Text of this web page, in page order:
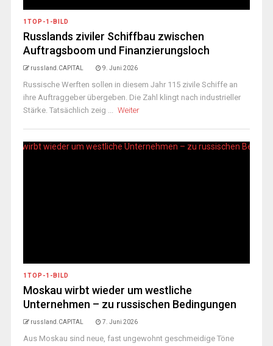
1TOP-1-BILD
Russlands ziviler Schiffbau zwischen
Auftragsboom und Finanzierungsloch
russland.CAPITAL 9. Juni 2026
Russische Werften sollen in diesem Jahr 115 zivile Schiffe an
ihre Auftraggeber übergeben. Die Zahl klingt nach industrieller
Stärke. Tatsächlich zeig ... Weiter
1TOP-1-BILD
Moskau wirbt wieder um westliche
Unternehmen – zu russischen Bedingungen
russland.CAPITAL 7. Juni 2026
Aus Moskau sind neue, fast ungewohnt geschmeidige Töne